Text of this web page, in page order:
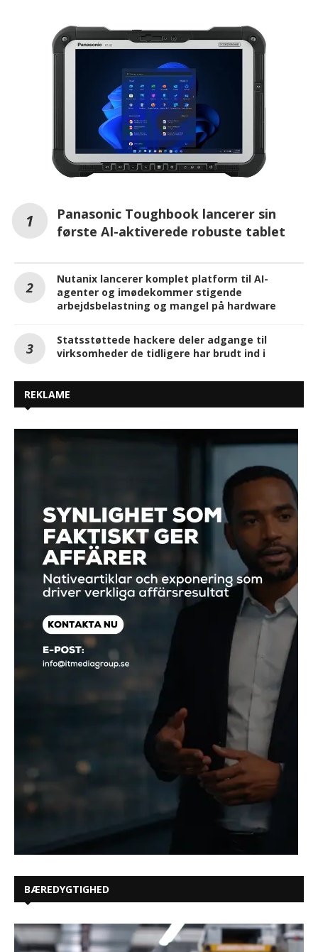
Panasonic Toughbook lancerer sin
første AI-aktiverede robuste tablet
Nutanix lancerer komplet platform til AI-
agenter og imødekommer stigende
arbejdsbelastning og mangel på hardware
Statsstøttede hackere deler adgange til
virksomheder de tidligere har brudt ind i
REKLAME
BÆREDYGTIGHED